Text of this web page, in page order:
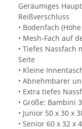
Geräumiges
Reißverschluss
• Bodenfach
• Mesh-Fach auf
• Tiefes
Seite
• Kleine
• Abnehmbarer
• Extra tiefes
• Größe: Bambini
• Junior 50 x 30 x
• Senior 60 x 32 x